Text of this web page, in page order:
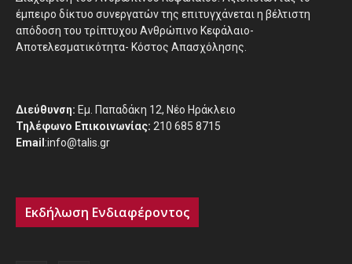
έμπειρο δίκτυο συνεργατών της επιτυγχάνεται η βέλτιστη
απόδοση του τρίπτυχου Ανθρώπινο Κεφάλαιο-
Αποτελεσματικότητα- Κόστος Απασχόλησης.
Διεύθυνση: Εμ. Παπαδάκη 12, Νέο Ηράκλειο
Τηλέφωνο Επικοινωνίας: 210 685 8715
Email :info@talis.gr
Εκδήλωση Ενδιαφέροντος